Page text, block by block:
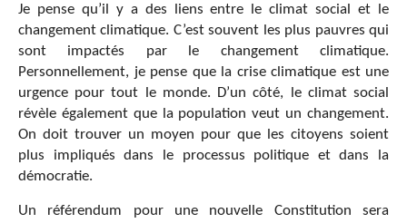
Je pense qu’il y a des liens entre le climat social et le
changement climatique. C’est souvent les plus pauvres qui
sont impactés par le changement climatique.
Personnellement, je pense que la crise climatique est une
urgence pour tout le monde. D’un côté, le climat social
révèle également que la population veut un changement.
On doit trouver un moyen pour que les citoyens soient
plus impliqués dans le processus politique et dans la
démocratie.
Un référendum pour une nouvelle Constitution sera